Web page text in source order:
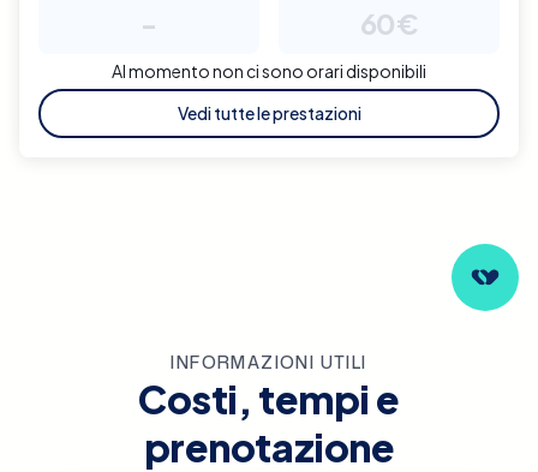
- 60€
Al momento non ci sono orari disponibili
Vedi tutte le prestazioni
INFORMAZIONI UTILI
Costi, tempi e
prenotazione